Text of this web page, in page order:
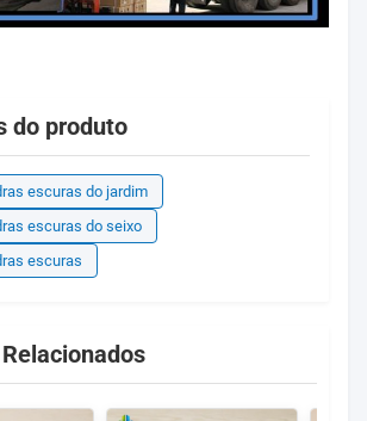
do produto
escuras do jardim
escuras do seixo
escuras